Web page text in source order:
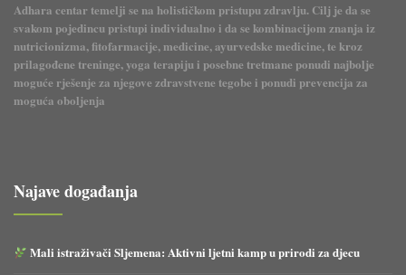
Adhara centar temelji se na holističkom pristupu zdravlju. Cilj je da se
svakom pojedincu pristupi individualno i da se kombinacijom znanja iz
nutricionizma, fitofarmacije, medicine, ayurvedske medicine, te kroz
prilagođene treninge, yoga terapiju i posebne tretmane ponudi najbolje
moguće rješenje za njegove zdravstvene tegobe i ponudi prevencija za
moguća oboljenja
Najave događanja
Mali istraživači Sljemena: Aktivni ljetni kamp u prirodi za djecu